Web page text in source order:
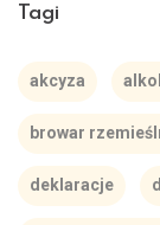
Tagi
akcyza
browar
deklaracje